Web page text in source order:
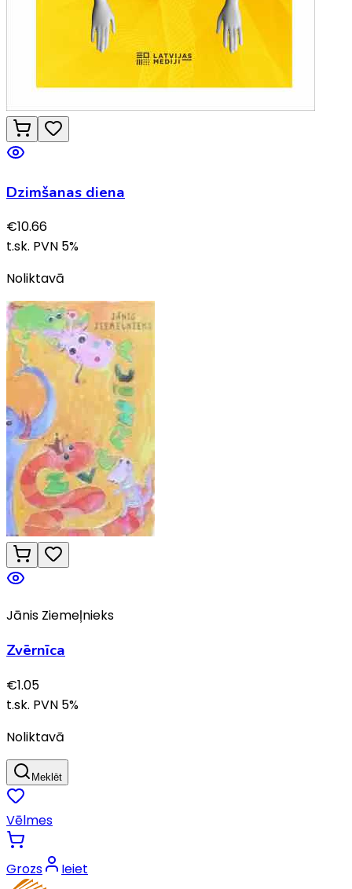
Dzimšanas diena
€10.66
t.sk. PVN 5%
Noliktavā
Jānis Ziemeļnieks
Zvērnīca
€1.05
t.sk. PVN 5%
Noliktavā
Meklēt
Vēlmes
Grozs Ieiet